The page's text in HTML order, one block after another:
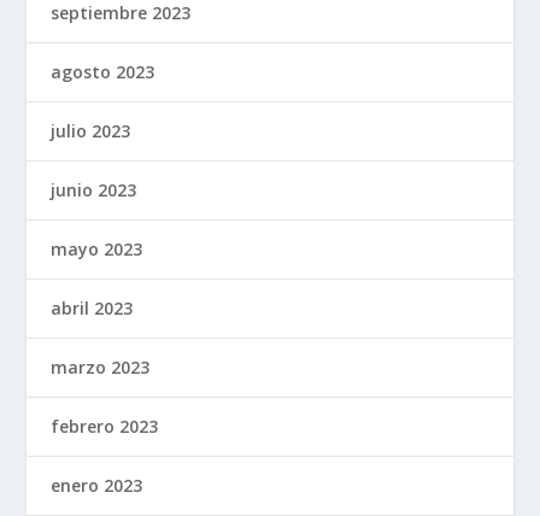
septiembre 2023
agosto 2023
julio 2023
junio 2023
mayo 2023
abril 2023
marzo 2023
febrero 2023
enero 2023